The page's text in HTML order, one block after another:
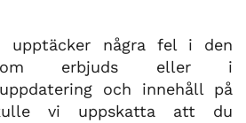
upptäcker några fel i den
som erbjuds eller i
och innehåll på
vi uppskatta att du